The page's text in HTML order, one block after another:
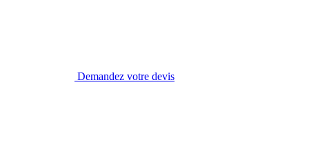
Demandez votre devis